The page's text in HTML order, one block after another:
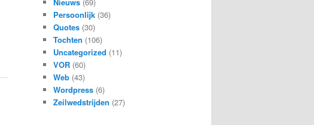
Nieuws (69)
Persoonlijk (36)
Quotes (30)
Tochten (106)
Uncategorized (11)
VOR (60)
Web (43)
Wordpress (6)
Zeilwedstrijden (27)